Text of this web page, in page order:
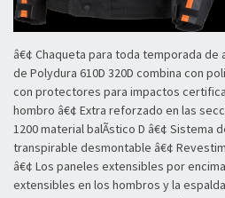
â€¢ Chaqueta para toda temporada de
de Polydura 610D 320D combina con
con protectores para impactos
hombro â€¢ Extra reforzado en las
1200 material balÃ­stico D â€¢ Sistema
transpirable desmontable â€¢
â€¢ Los paneles extensibles por
extensibles en los hombros y la